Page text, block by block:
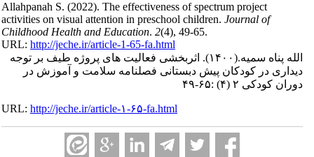
Allahpanah S.(2022).The effectiveness of spectrum project
activities on visual attention in preschool children.Journal of
Childhood Health and Education.2(4), 49-65.
URL:http://jeche.ir/article-1-65-fa.html
الله پناه سمیه.(۱۴۰۰).
اثربخشی فعالیت های پروژه طیف بر توجه
دیداری در کودکان پیش دبستانی فصلنامه سلامت و آموزش در
دوران کودکی ۲ (۴) :۶۵-۴۹
URL:http://jeche.ir/article-۱-۶۵-fa.html